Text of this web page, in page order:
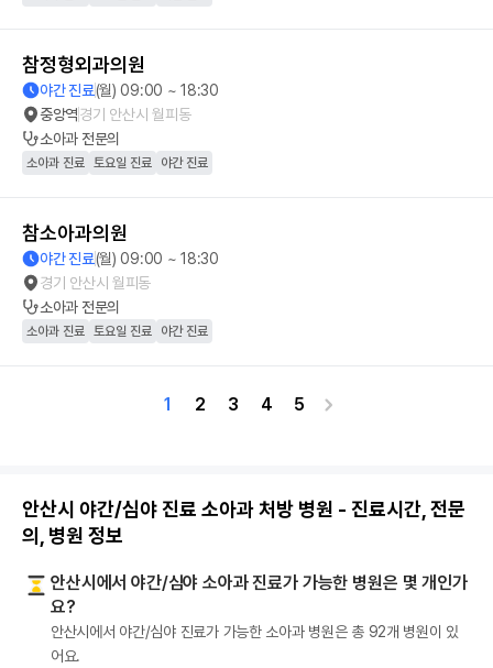
참정형외과의원
야간 진료(월) 09:00 ~ 18:30
중앙역경기 안산시 월피동
소아과전문의
소아과 진료 토요일 진료 야간 진료
참소아과의원
야간 진료(월) 09:00 ~ 18:30
경기 안산시 월피동
소아과전문의
소아과 진료 토요일 진료 야간 진료
1 2 3 4 5
안산시 야간/심야 진료 소아과 처방 병원 - 진료시간, 전문
의, 병원 정보
안산시에서 야간/심야 소아과 진료가 가능한 병원은 몇 개인가
요?
안산시에서 야간/심야 진료가 가능한 소아과 병원은 총 92개 병원이 있
어요.